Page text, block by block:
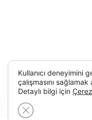
Kullanıcı deneyimini
çalışmasını
Detaylı bilgi için
GDPR çerez şeridini